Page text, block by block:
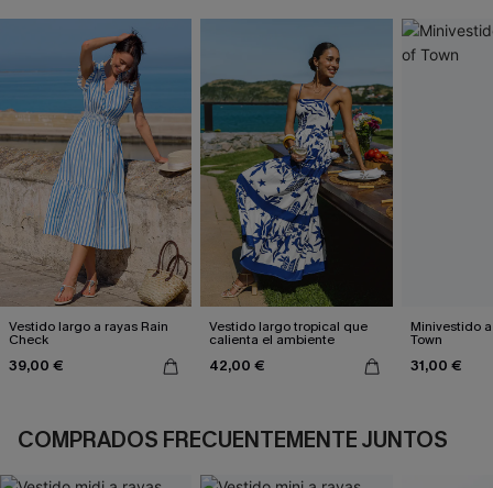
Vestido largo a rayas Rain
Check
39,00 €
Vestido largo tropical que
calienta el ambiente
42,00 €
Minivestido
Town
31,00 €
COMPRADOS FRECUENTEMENTE JUNTOS